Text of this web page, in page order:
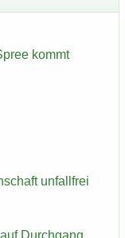
kommt
un­fall­frei